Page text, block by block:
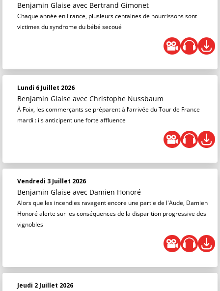
Benjamin Glaise avec Bertrand Gimonet
Chaque année en France, plusieurs centaines de nourrissons sont
victimes du syndrome du bébé secoué
Lundi 6 Juillet 2026
Benjamin Glaise avec Christophe Nussbaum
À Foix, les commerçants se préparent à l’arrivée du Tour de France
mardi : ils anticipent une forte affluence
Vendredi 3 Juillet 2026
Benjamin Glaise avec Damien Honoré
Alors que les incendies ravagent encore une partie de l'Aude, Damien
Honoré alerte sur les conséquences de la disparition progressive des
vignobles
Jeudi 2 Juillet 2026